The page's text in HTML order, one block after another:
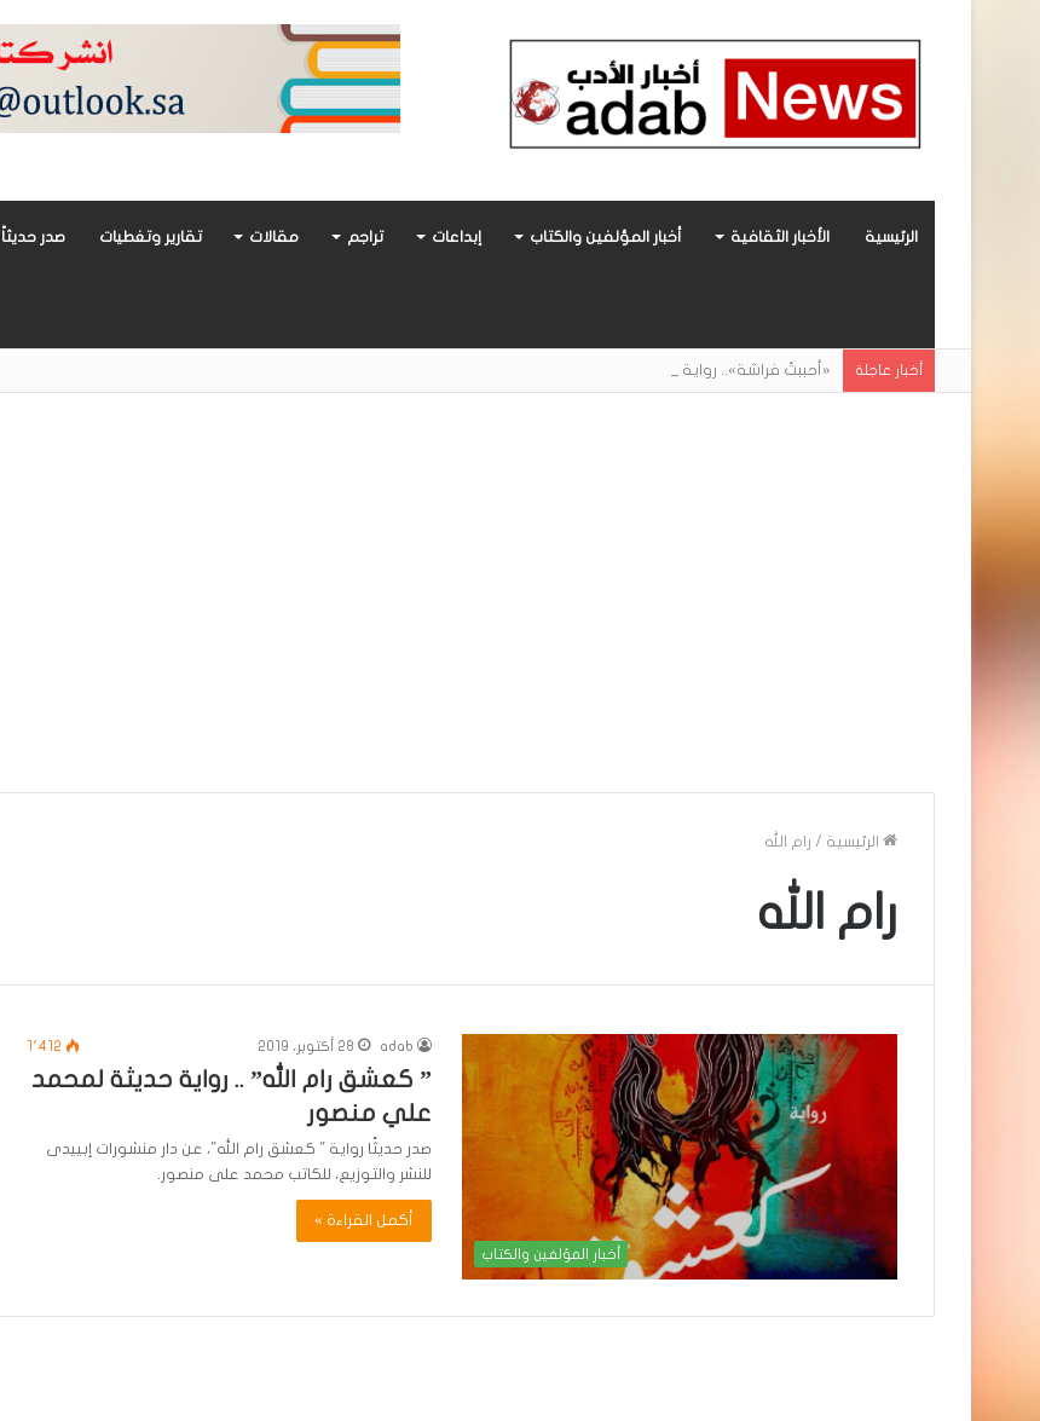
الرئيسية الأخبار الثقافية أخبار المؤلفين والكتاب إبداعات تراجم مقالات تقارير وتغطيات صدر حديثاً
أخبار عاجلة «أحببتُ فراشة».. رواية حديثة صادرة عن مركز الأدب العربي تغوص في هشاشة الحب وصراعات الذات
الرئيسية / رام الله
رام الله
أخبار المؤلفين والكتاب
adab 28 أكتوبر، 2019 1٬412
” كعشق رام الله” .. رواية حديثة لمحمد
علي منصور
صدر حديثًا رواية " كعشق رام الله"، عن دار منشورات إبييدى
للنشر والتوزيع، للكاتب محمد على منصور.
أكمل القراءة »